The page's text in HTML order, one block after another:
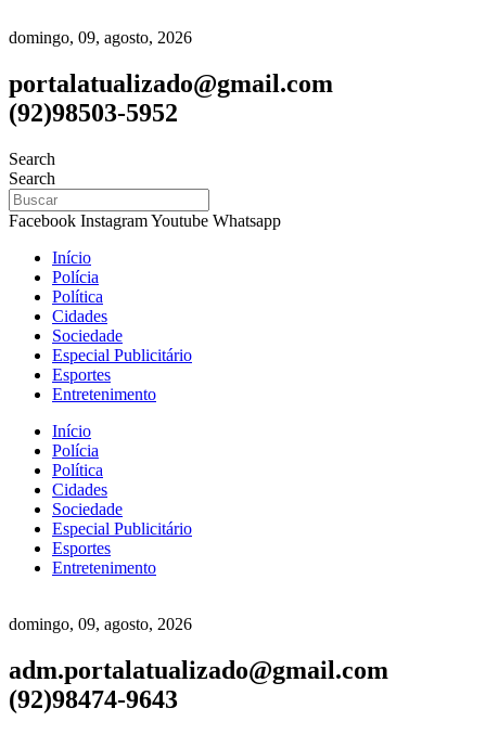
domingo, 09, agosto, 2026
portalatualizado@gmail.com
(92)98503-5952
Search
Search
Facebook InstagramYoutube Whatsapp
Início
Polícia
Política
Cidades
Sociedade
Especial Publicitário
Esportes
Entretenimento
Início
Polícia
Política
Cidades
Sociedade
Especial Publicitário
Esportes
Entretenimento
domingo, 09, agosto, 2026
adm.portalatualizado@gmail.com
(92)98474-9643